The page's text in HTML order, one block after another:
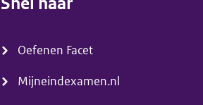
Oefenen Facet
Mijneindexamen.nl